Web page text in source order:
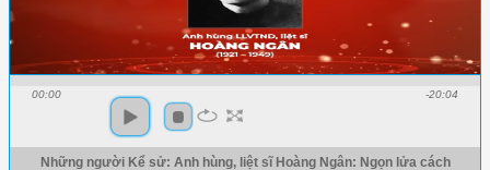
00:00 -20:04
Những người Kể sử: Anh hùng, liệt sĩ Hoàng Ngân: Ngọn lửa cách